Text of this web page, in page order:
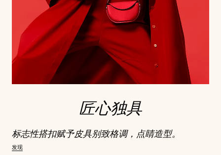
匠心独具
标志性搭扣赋予皮具别致格调，点睛造型。
发现